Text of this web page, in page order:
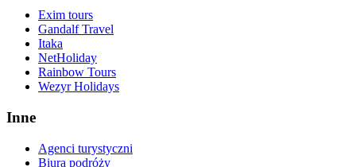
Exim tours
Gandalf Travel
Itaka
NetHoliday
Rainbow Tours
Wezyr Holidays
Inne
Agenci turystyczni
Biura podróży